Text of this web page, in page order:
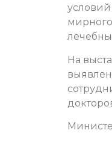
условий
На